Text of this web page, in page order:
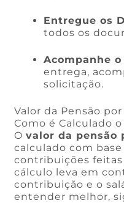
Entregue os
todos os
Acompanhe o
entrega,
solicitação.
Valor da Pensão
Como é Calculado
Ovalor da pensão
calculado com
contribuições feitas
cálculo leva em
contribuição e o
entender melhor,